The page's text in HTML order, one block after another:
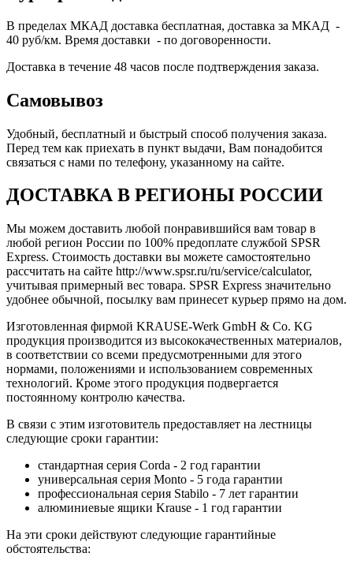
В пределах МКАД доставка бесплатная, доставка за МКАД -
40 руб/км. Время доставки - по договоренности.
Доставка в течение 48 часов после подтверждения заказа.
Самовывоз
Удобный, бесплатный и быстрый способ получения заказа.
Перед тем как приехать в пункт выдачи, Вам понадобится
связаться с нами по телефону, указанному на сайте.
ДОСТАВКА В РЕГИОНЫ РОССИИ
Мы можем доставить любой понравившийся вам товар в
любой регион России по 100% предоплате службой SPSR
Express. Стоимость доставки вы можете самостоятельно
рассчитать на сайте http://www.spsr.ru/ru/service/calculator,
учитывая примерный вес товара. SPSR Express значительно
удобнее обычной, посылку вам принесет курьер прямо на дом.
Изготовленная фирмой KRAUSE-Werk GmbH & Со. KG
продукция производится из высококачественных материалов,
в соответствии со всеми предусмотренными для этого
нормами, положениями и использованием современных
технологий. Кроме этого продукция подвергается
постоянному контролю качества.
В связи с этим изготовитель предоставляет на лестницы
следующие сроки гарантии:
стандартная серия Corda - 2 год гарантии
универсальная серия Monto - 5 года гарантии
профессиональная серия Stabilo - 7 лет гарантии
алюминиевые ящики Krause - 1 год гарантии
На эти сроки действуют следующие гарантийные
обстоятельства: